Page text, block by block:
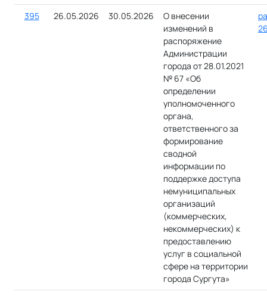
395 26.05.2026 30.05.2026
О внесении
изменений в
распоряжение
Администрации
города от 28.01.2021
№ 67 «Об
определении
уполномоченного
органа,
ответственного за
формирование
сводной
информации по
поддержке доступа
немуниципальных
организаций
(коммерческих,
некоммерческих) к
предоставлению
услуг в социальной
сфере на территории
города Сургута»